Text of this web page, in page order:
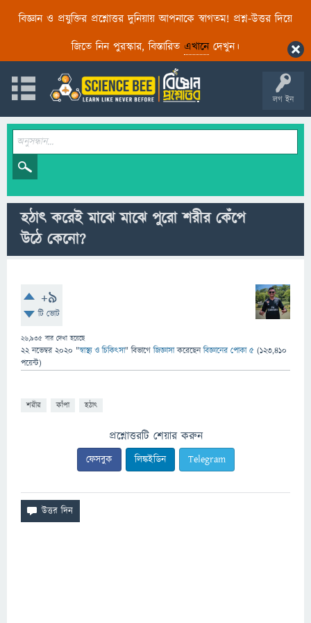
বিজ্ঞান ও প্রযুক্তির প্রশ্নোত্তর দুনিয়ায় আপনাকে স্বাগতম! প্রশ্ন-উত্তর দিয়ে
জিতে নিন পুরস্কার, বিস্তারিত এখানেদেখুন।
লগ ইন
হঠাৎ করেই মাঝে মাঝে পুরো শরীর কেঁপে
উঠে কেনো?
+9
টি ভোট
26,935 বার দেখা হয়েছে
22 নভেম্বর 2020 "স্বাস্থ্য ও চিকিৎসা" বিভাগে জিজ্ঞাসাকরেছেনবিজ্ঞানের পোকা ৫ (123,410
পয়েন্ট)
শরীর কাঁপা হঠাৎ
প্রশ্নোত্তরটি শেয়ার করুন
ফেসবুক লিঙ্কইডিন Telegram